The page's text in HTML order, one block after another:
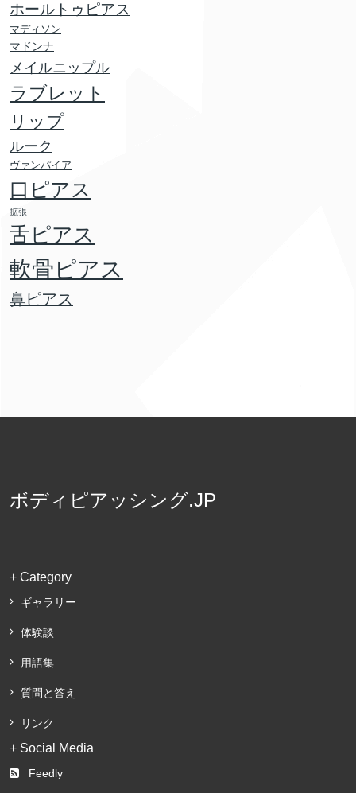
ホールトゥピアス
マディソン
マドンナ
メイルニップル
ラブレット
リップ
ルーク
ヴァンパイア
口ピアス
拡張
舌ピアス
軟骨ピアス
鼻ピアス
ボディピアッシング.JP
+ Category
ギャラリー
体験談
用語集
質問と答え
リンク
+ Social Media
Feedly